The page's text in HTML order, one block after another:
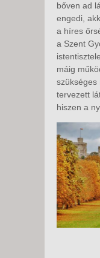
bőven ad
engedi,
a híres
a Szent
máig
szükséges
tervezett
hiszen a